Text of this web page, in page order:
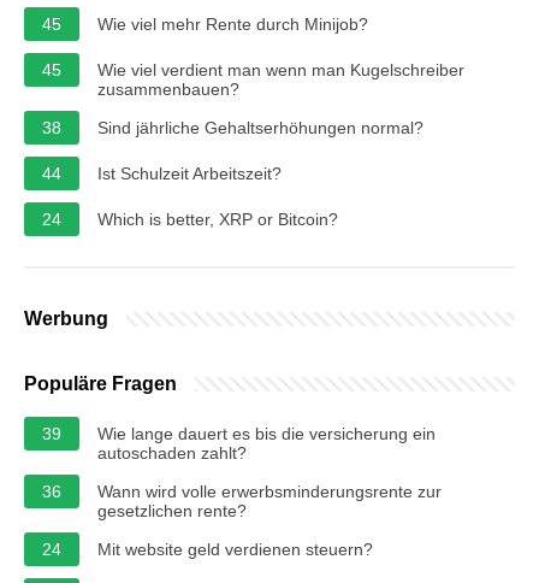
45 Wie viel mehr Rente durch Minijob?
45
Wie viel verdient man wenn man Kugelschreiber
zusammenbauen?
38
Sind jährliche Gehaltserhöhungen normal?
44 Ist Schulzeit Arbeitszeit?
24 Which is better, XRP or Bitcoin?
Werbung
Populäre Fragen
39
Wie lange dauert es bis die versicherung ein
autoschaden zahlt?
36
Wann wird volle erwerbsminderungsrente zur
gesetzlichen rente?
24
Mit website geld verdienen steuern?